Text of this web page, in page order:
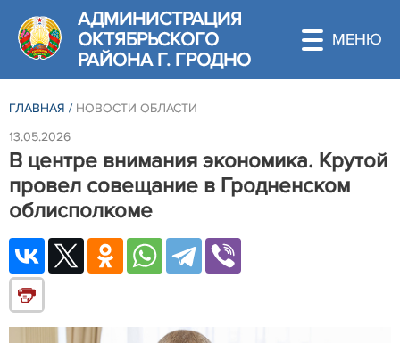
АДМИНИСТРАЦИЯ
ОКТЯБРЬСКОГО
РАЙОНА Г. ГРОДНО
ГЛАВНАЯ / НОВОСТИ ОБЛАСТИ
13.05.2026
В центре внимания экономика. Крутой
провел совещание в Гродненском
облисполкоме